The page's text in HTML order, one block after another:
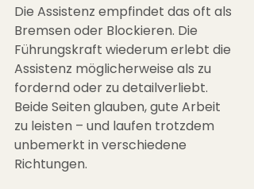
Die Assistenz empfindet das oft als
Bremsen oder Blockieren. Die
Führungskraft wiederum erlebt die
Assistenz möglicherweise als zu
fordernd oder zu detailverliebt.
Beide Seiten glauben, gute Arbeit
zu leisten – und laufen trotzdem
unbemerkt in verschiedene
Richtungen.